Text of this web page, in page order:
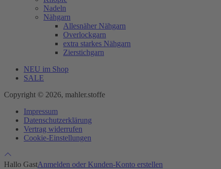
Nadeln
Nähgarn
Allesnäher Nähgarn
Overlockgarn
extra starkes Nähgarn
Zierstichgarn
NEU im Shop
SALE
Copyright © 2026, mahler.stoffe
Impressum
Datenschutzerklärung
Vertrag widerrufen
Cookie-Einstellungen
Hallo GastAnmelden oder Kunden-Konto erstellen